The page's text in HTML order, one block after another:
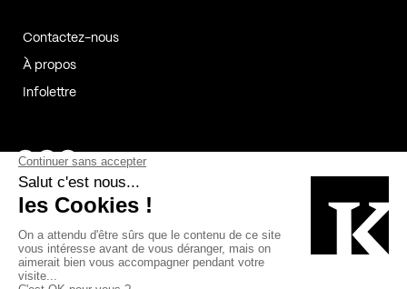
Contactez-nous
À propos
Infolettre
Page Facebook de Kollectif
Page Instagram de Kollectif
Page Linkedin de Kollectif